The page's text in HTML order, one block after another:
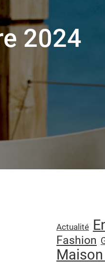
2024
Actualité
Fashion